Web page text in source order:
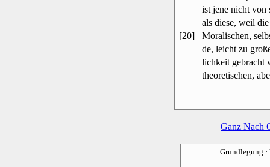
ist jene nicht von
als diese, weil
[20]
Moralischen,
de, leicht zu
lichkeit gebracht
theoretischen,
Ganz Nach
Grundlegung